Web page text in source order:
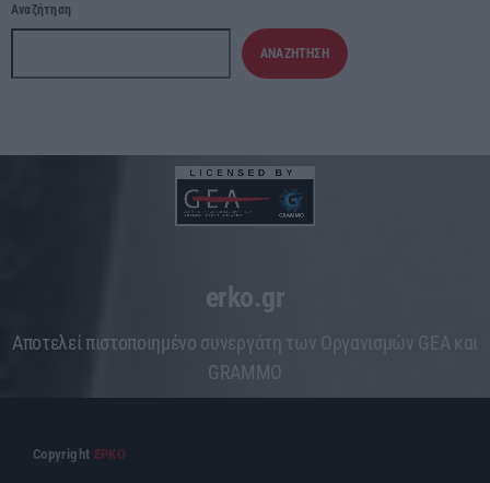
Αναζήτηση
ΑΝΑΖΉΤΗΣΗ
erko.gr
Aποτελεί πιστοποιημένο συνεργάτη των Οργανισμών GEA και
GRAMMO
Copyright ΕΡΚΟ